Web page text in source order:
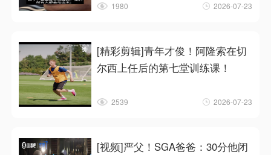
1980 2026-07-23
[精彩剪辑]青年才俊！阿隆索在切
尔西上任后的第七堂训练课！
2539 2026-07-23
[视频]严父！SGA爸爸：30分他闭